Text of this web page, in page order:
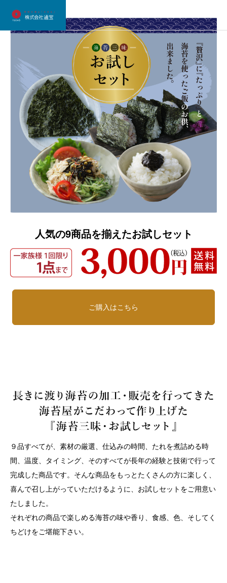
人気の9商品を揃えたお試しセット
ご購入はこちら
９品すべてが、素材の厳選、仕込みの時間、たれを煮詰める時
間、温度、タイミング、そのすべてが長年の経験と技術で行って
完成した商品です。そんな商品をもっとたくさんの方に楽しく、
喜んで召し上がっていただけるように、お試しセットをご用意い
たしました。
それぞれの商品で楽しめる海苔の味や香り、食感、色、そしてく
ちどけをご堪能下さい。